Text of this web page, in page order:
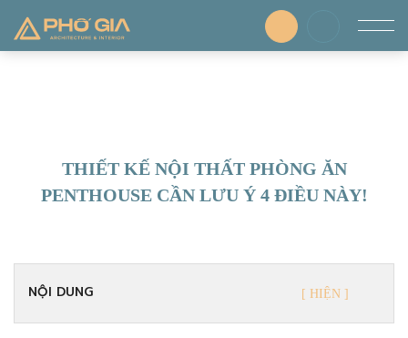
THIẾT KẾ NỘI THẤT PHÒNG ĂN
PENTHOUSE CẦN LƯU Ý 4 ĐIỀU NÀY!
NỘI DUNG